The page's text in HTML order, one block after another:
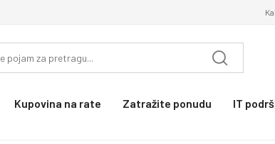
Kupovina na rate Zatražite ponudu IT